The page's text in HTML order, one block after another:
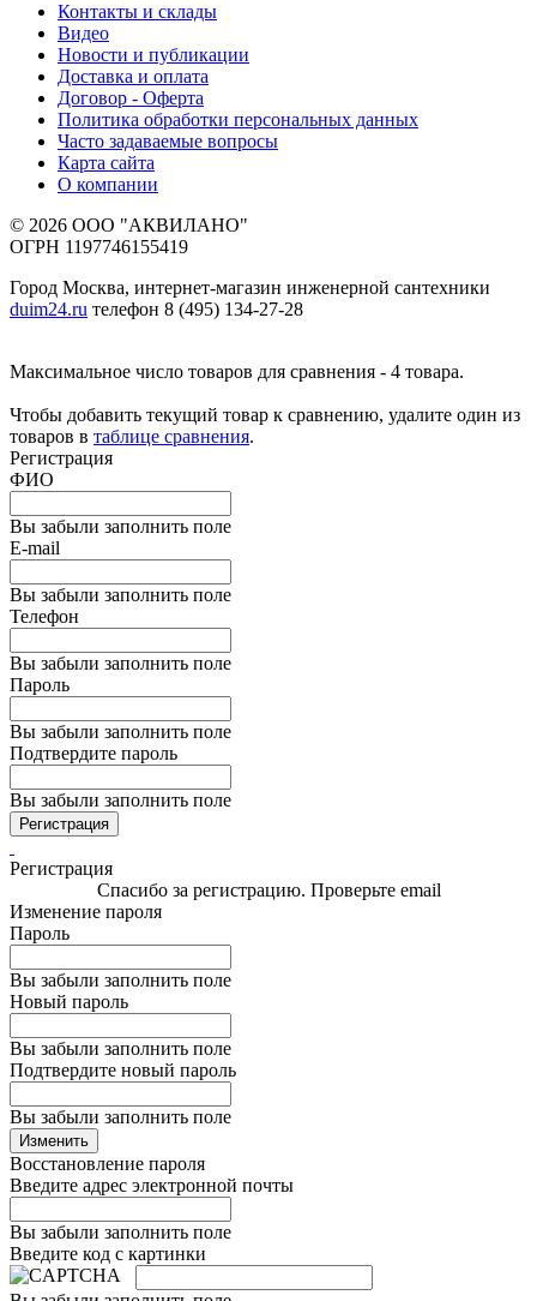
Контакты и склады
Видео
Новости и публикации
Доставка и оплата
Договор - Оферта
Политика обработки персональных данных
Часто задаваемые вопросы
Карта сайта
О компании
© 2026 ООО "АКВИЛАНО"
ОГРН 1197746155419
Город Москва, интернет-магазин инженерной сантехники
duim24.ru телефон 8 (495) 134-27-28
Максимальное число товаров для сравнения - 4 товара.
Чтобы добавить текущий товар к сравнению, удалите один из
товаров в таблице сравнения.
Регистрация
ФИО
Вы забыли заполнить поле
E-mail
Вы забыли заполнить поле
Телефон
Вы забыли заполнить поле
Пароль
Вы забыли заполнить поле
Подтвердите пароль
Вы забыли заполнить поле
Регистрация
Регистрация
Спасибо за регистрацию. Проверьте email
Изменение пароля
Пароль
Вы забыли заполнить поле
Новый пароль
Вы забыли заполнить поле
Подтвердите новый пароль
Вы забыли заполнить поле
Изменить
Восстановление пароля
Введите адрес электронной почты
Вы забыли заполнить поле
Введите код с картинки